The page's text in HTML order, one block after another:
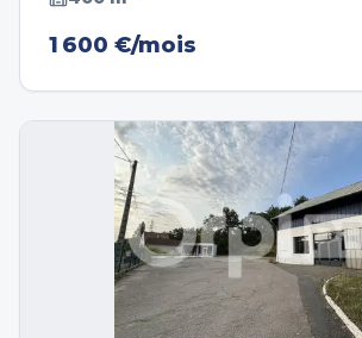
1 600 €/mois